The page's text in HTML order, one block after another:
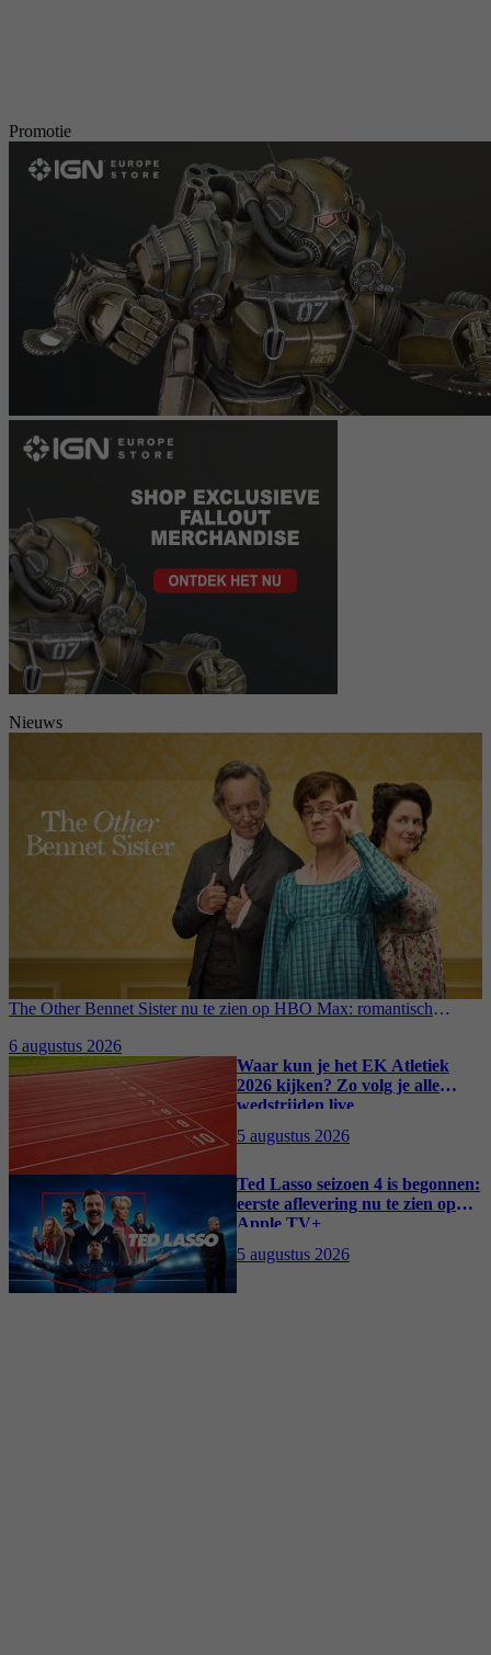
Promotie
Nieuws
The Other Bennet Sister nu te zien op HBO Max: romantisch
6 augustus 2026
Waar kun je het EK Atletiek
2026 kijken? Zo volg je alle
wedstrijden live
5 augustus 2026
Ted Lasso seizoen 4 is begonnen:
eerste aflevering nu te zien op
Apple TV+
5 augustus 2026